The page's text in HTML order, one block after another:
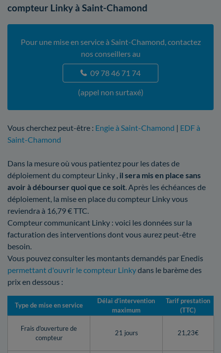
compteur Linky à Saint-Chamond
Pour une mise en service à Saint-Chamond, contactez
nos conseillers au
09 78 46 71 74
(appel non surtaxé)
Vous cherchez peut-être : Engie à Saint-Chamond | EDF à
Saint-Chamond
Dans la mesure où vous patientez pour les dates de
déploiement du compteur Linky , il sera mis en place sans
avoir à débourser quoi que ce soit. Après les échéances de
déploiement, la mise en place du compteur Linky vous
reviendra à 16,79 € TTC.
Compteur communicant Linky : voici les données sur la
facturation des interventions dont vous aurez peut-être
besoin.
Vous pouvez consulter les montants demandés par Enedis
permettant d'ouvrir le compteur Linkydans le barème des
prix en dessous :
Type de mise en service
Délai d’intervention
maximum
Tarif prestation
(TTC)
Frais d'ouverture de
compteur
21 jours 21,23€